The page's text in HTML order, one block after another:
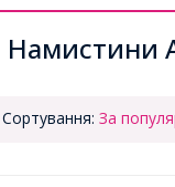
Намистини
Сортування: За